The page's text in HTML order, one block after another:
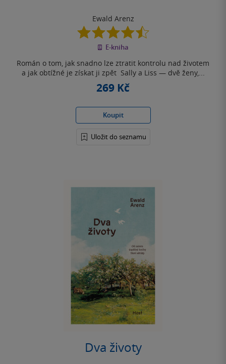
Ewald Arenz
4.5
z
5
E-kniha
Román o tom, jak snadno lze ztratit kontrolu nad životem
a jak obtížné je získat ji zpět Sally a Liss — dvě ženy,...
269 Kč
Koupit
Uložit do seznamu
Dva životy